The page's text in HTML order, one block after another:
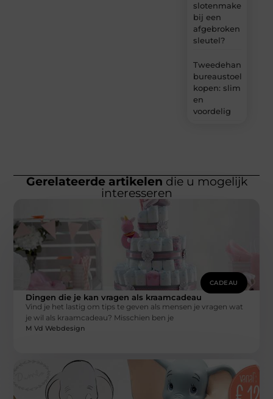
slotenmaker
bij een
afgebroken
sleutel?
Tweedehands
bureaustoel
kopen: slim
en
voordelig
Gerelateerde artikelen die u mogelijk
interesseren
CADEAU
Dingen die je kan vragen als kraamcadeau
Vind je het lastig om tips te geven als mensen je vragen wat
je wil als kraamcadeau? Misschien ben je
M Vd Webdesign